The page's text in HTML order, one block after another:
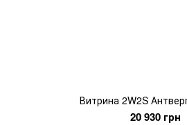
Витрина 2W2S
20 930 грн